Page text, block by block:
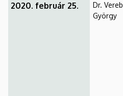
2020. február 25.
Dr. Vereb
György